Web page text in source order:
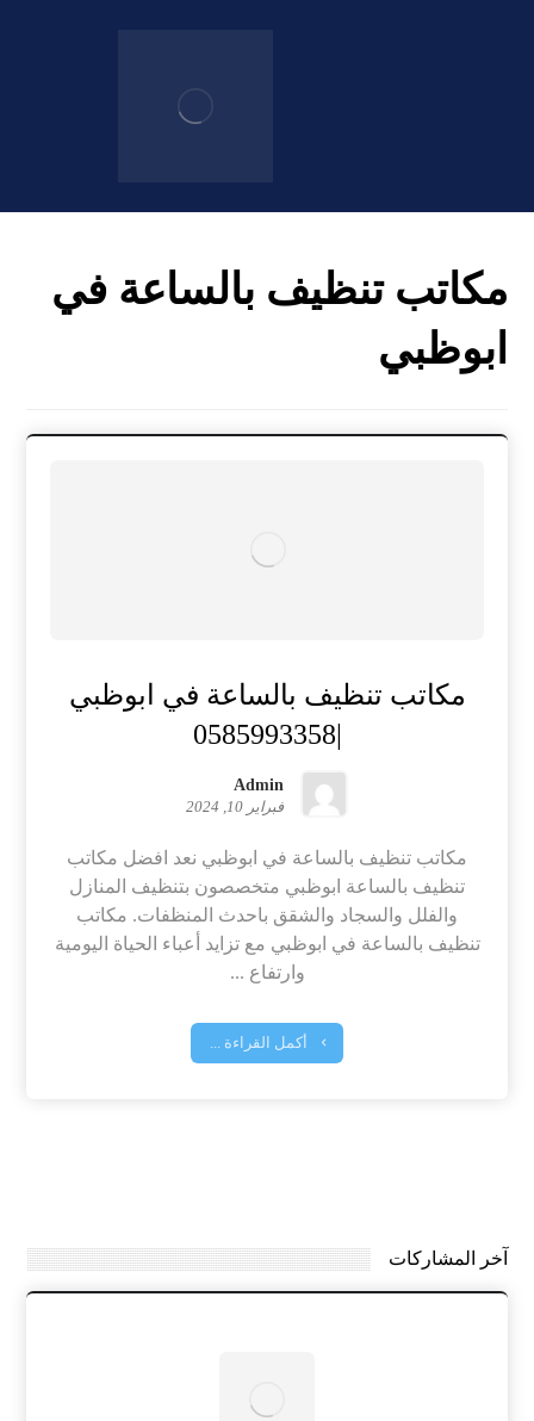
مكاتب تنظيف بالساعة في
ابوظبي
مكاتب تنظيف بالساعة في ابوظبي
Admin
فبراير 10, 2024
مكاتب تنظيف بالساعة في ابوظبي نعد افضل مكاتب
تنظيف بالساعة ابوظبي متخصصون بتنظيف المنازل
والفلل والسجاد والشقق باحدث المنظفات. مكاتب
تنظيف بالساعة في ابوظبي مع تزايد أعباء الحياة اليومية
وارتفاع ...
أكمل القراءة ...
آخر المشاركات